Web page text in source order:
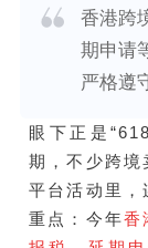
询业务
需求。
香港跨
期申请
严格遵
眼下正是
期，不少跨境
平台活动里，
重点：今年香